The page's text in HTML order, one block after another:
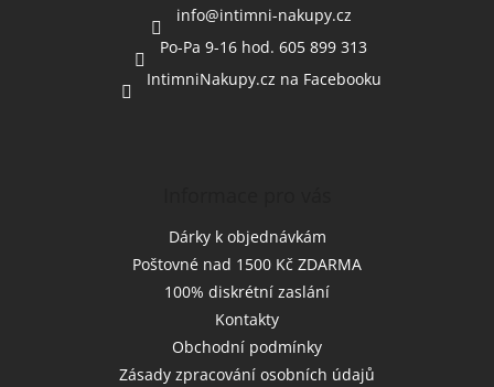
info@intimni-nakupy.cz
Po-Pa 9-16 hod. 605 899 313
IntimniNakupy.cz na Facebooku
Dárky k objednávkám
Poštovné nad 1500 Kč ZDARMA
100% diskrétní zaslání
Kontakty
Obchodní podmínky
Zásady zpracování osobních údajů